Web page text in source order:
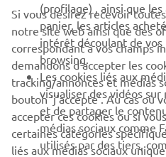
Lisez notre politique de
nous traitons vos données
Confidentialité
Belgium (French)
(profilage) , ainsi que
panier, les articles
intérêt découlant de
browsing.
Les cookies liés aux
visualiser des vidéos sur
et de partager le
médias sociaux comme
utilisés par des tiers,
Si vous désirez recevoir
notre site web ainsi que des
correspondant à vos champs
demandons d’accepter les
tracking/annonces et médias
bouton ‘j’accepte’. Au cas où
accepter ces cookies ou si
certaines catégories
liés aux médias sociaux